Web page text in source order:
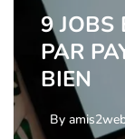
9 JOBS
PAR
BIEN
By